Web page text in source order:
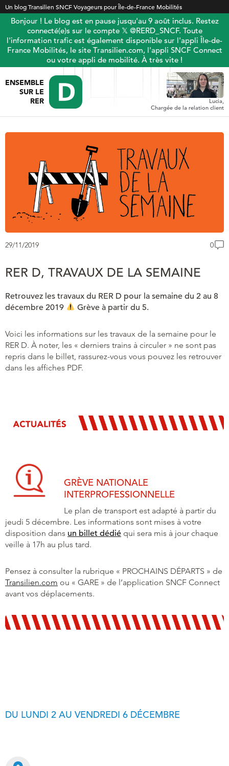
Un blog Transilien SNCF Voyageurs pour Île-de-France Mobilités
Bonjour ! Le blog est en pause jusqu'au 9 août inclus. Restez
connecté(e)s sur le compte 𝕏 @RERD_SNCF. Toute
l'information trafic est également disponible sur l'appli Île-de-
France Mobilités, le site Transilien.com, l'appli SNCF Connect
ou votre appli de mobilité. À très vite !
ENSEMBLE
SUR LE
RER
Lucia,
Chargée de la relation client
29/11/2019 0
RER D, TRAVAUX DE LA SEMAINE
Retrouvez les travaux du RER D pour la semaine du 2 au 8
décembre 2019
Grève à partir du 5.
Voici les informations sur les travaux de la semaine pour le
RER D. À noter, les « derniers trains à circuler » ne sont pas
repris dans le billet, rassurez-vous vous pouvez les retrouver
dans les affiches PDF.
GRÈVE NATIONALE
INTERPROFESSIONNELLE
Le plan de transport est adapté à partir du
jeudi 5 décembre. Les informations sont mises à votre
disposition dans un billet dédié qui sera mis à jour chaque
veille à 17h au plus tard.
Pensez à consulter la rubrique « PROCHAINS DÉPARTS » de
Transilien.com ou « GARE » de l’application SNCF Connect
avant vos déplacements.
DU LUNDI 2 AU VENDREDI 6 DÉCEMBRE